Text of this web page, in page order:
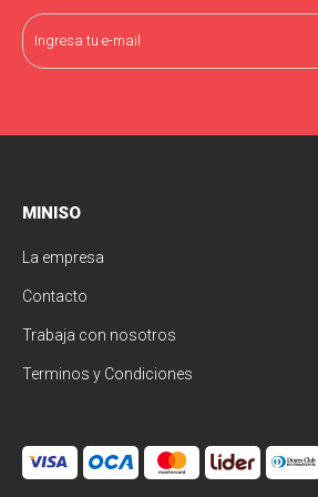
MINISO
La empresa
Contacto
Trabaja con nosotros
Terminos y Condiciones